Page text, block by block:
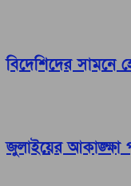
বিদেশিদের সামনে
জুলাইয়ের আকাঙ্ক্ষা